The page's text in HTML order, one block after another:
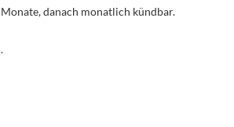
Monate, danach monatlich kündbar.
.